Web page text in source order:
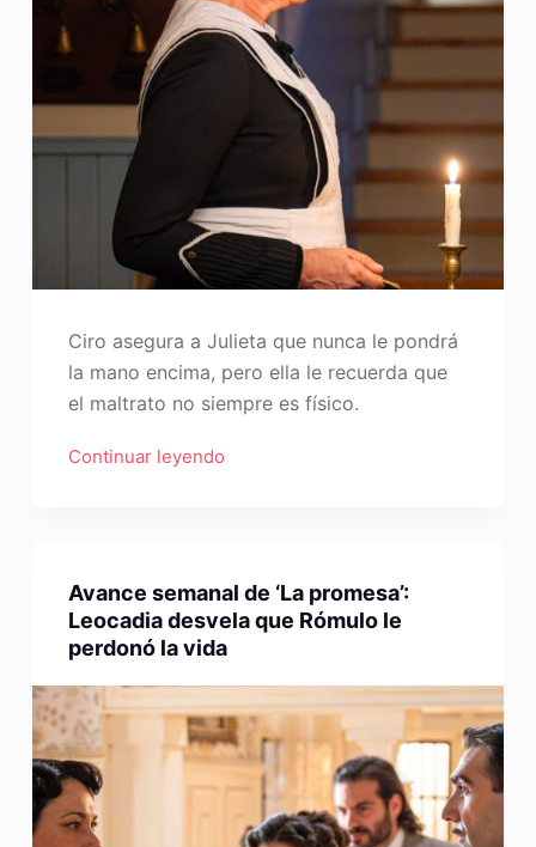
Ciro asegura a Julieta que nunca le pondrá
la mano encima, pero ella le recuerda que
el maltrato no siempre es físico.
Continuar leyendo
Avance semanal de ‘La promesa’:
Leocadia desvela que Rómulo le
perdonó la vida